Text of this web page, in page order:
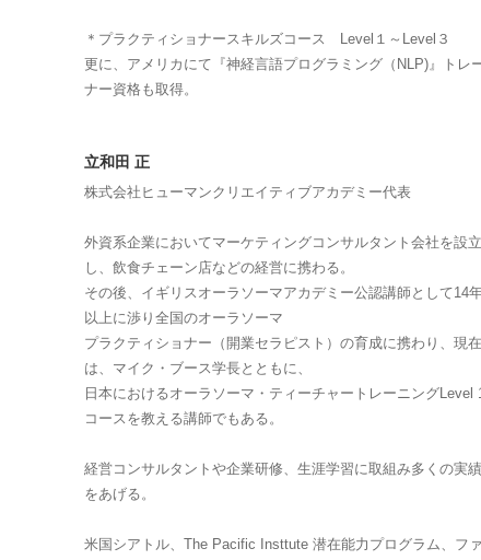
＊プラクティショナースキルズコース Level１～Level３
更に、アメリカにて『神経言語プログラミング（NLP)』トレ
ナー資格も取得。
立和田 正
株式会社ヒューマンクリエイティブアカデミー代表
外資系企業においてマーケティングコンサルタント会社を設立
し、飲食チェーン店などの経営に携わる。
その後、イギリスオーラソーマアカデミー公認講師として14
以上に渉り全国のオーラソーマ
プラクティショナー（開業セラピスト）の育成に携わり、現在
は、マイク・ブース学長とともに、
日本におけるオーラソーマ・ティーチャートレーニングLevel
コースを教える講師でもある。
経営コンサルタントや企業研修、生涯学習に取組み多くの実績
をあげる。
米国シアトル、The Pacific Insttute 潜在能力プログラム、ファ